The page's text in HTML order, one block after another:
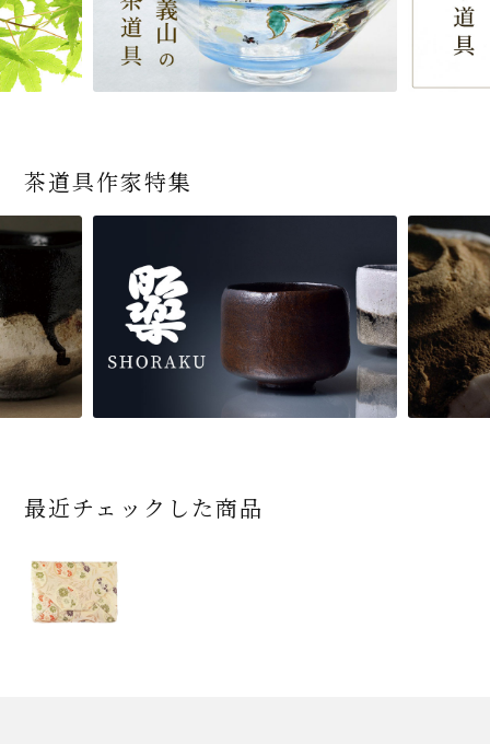
茶道具作家特集
最近チェックした商品